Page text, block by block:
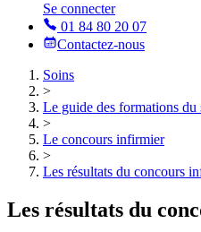
Se connecter
01 84 80 20 07
Contactez-nous
Soins
>
Le guide des formations du
>
Le concours infirmier
>
Les résultats du concours
Les résultats du